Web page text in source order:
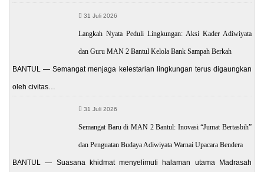
31 Juli 2026
Langkah Nyata Peduli Lingkungan: Aksi Kader Adiwiyata
dan Guru MAN 2 Bantul Kelola Bank Sampah Berkah
BANTUL — Semangat menjaga kelestarian lingkungan terus digaungkan
oleh civitas…
31 Juli 2026
Semangat Baru di MAN 2 Bantul: Inovasi “Jumat Bertasbih”
dan Penguatan Budaya Adiwiyata Warnai Upacara Bendera
BANTUL — Suasana khidmat menyelimuti halaman utama Madrasah